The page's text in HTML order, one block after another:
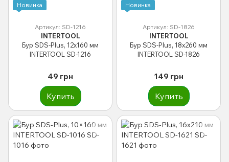
Новинка
Артикул: SD-1216
INTERTOOL
Бур SDS-Plus, 12x160 мм
INTERTOOL SD-1216
49 грн
Купить
Новинка
Артикул: SD-1826
INTERTOOL
Бур SDS-Plus, 18x260 мм
INTERTOOL SD-1826
149 грн
Купить